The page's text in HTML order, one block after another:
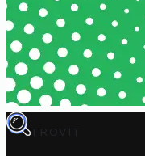
TROVIT